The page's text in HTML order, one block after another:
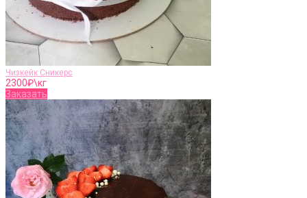
Чизкейк Сникерс
2300₽\кг
Заказать